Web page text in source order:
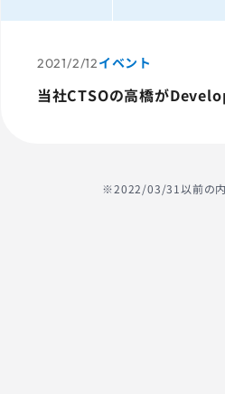
2021/2/12イベント
当社CTSOの高橋が
※2022/03/31以前の内